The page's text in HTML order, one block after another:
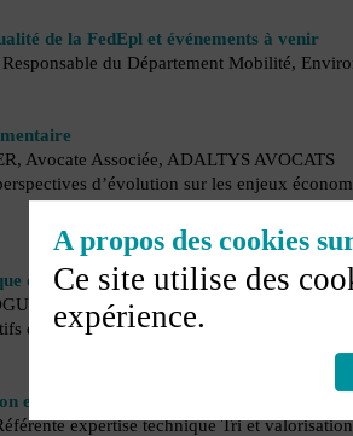
de la FedEpl et événements à venir
du Département Mobilité,
Avocate Associée, ADALTYS AVOCATS
d’évolution sur les enjeux
des pratiques
Responsable juridique / Sophie
et de performance
expertise technique Tri et
A propos des cookies
Ce site utilise des
expérience.